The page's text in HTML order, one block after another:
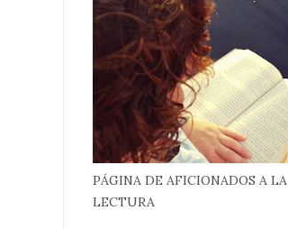
PÁGINA DE AFICIONADOS A LA
LECTURA